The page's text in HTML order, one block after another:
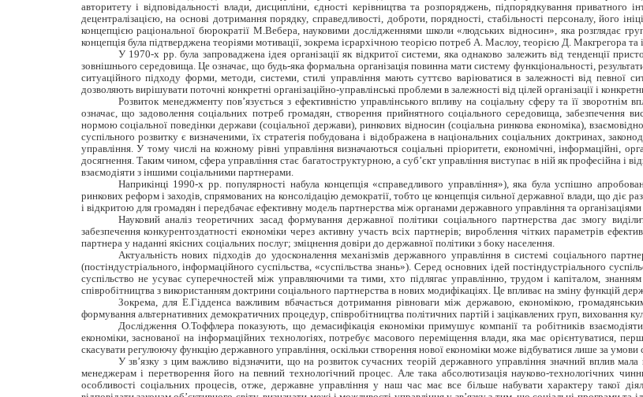
авторитету і відповідальності влади, дисципліни, єдності керівництва та розпоряджень, підпорядкування приватного
децентралізацією, на основі дотримання порядку, справедливості, доброти, порядності, стабільності персоналу, його
концепцією раціональної бюрократії М.Вебера, науковими дослідженнями школи «людських відносин», яка розглядає
концепція була підтверджена теоріями мотивації, зокрема ієрархічною теорією потреб А. Маслоу, теорією Д. Макгрегора та
У 1970-х рр. була запроваджена ідея організації як відкритої системи, яка однаково залежить від тенденції
зовнішнього середовища. Це означає, що будь-яка формальна організація повинна мати систему функціональності,
ситуаційного підходу форми, методи, системи, стилі управління мають суттєво варіюватися в залежності від певної
дозволяють вирішувати поточні конкретні організаційно-управлінські проблеми в залежності від цілей організації і
Розвиток менеджменту пов’язується з ефективністю управлінського впливу на соціальну сферу та її зворотнім
означає, що задоволення соціальних потреб громадян, створення прийнятного соціального середовища, забезпечення
нормою соціальної поведінки держави (соціальної держави), ринкових відносин (соціальна ринкова економіка),
суспільного розвитку є визначеними, їх стратегія побудована і відображена в національних соціальних доктринах,
управління. У тому числі на кожному рівні управління визначаються соціальні пріоритети, економічні, інформаційні,
досягнення. Таким чином, сфера управління стає багатоструктурною, а суб’єкт управління виступає в ній як професійна і
взаємодіяти з іншими соціальними партнерами.
Наприкінці 1990-х рр. популярності набула концепція «справедливого управління»), яка була успішно
ринкових реформ і заходів, спрямованих на консолідацію демократії, тобто це концепція сильної державної влади, що діє
і відкритою для громадян і передбачає ефективну модель партнерства між органами державного управління та організаціями
Науковий аналіз теоретичних засад формування державної політики соціального партнерства дає змогу
забезпечення конкурентоздатності економіки через активну участь всіх партнерів; вироблення чітких параметрів
партнера у наданні якісних соціальних послуг; зміцнення довіри до державної політики з боку населення.
Актуальність нових підходів до удосконалення механізмів державного управління в системі соціального
(постіндустріального, інформаційного суспільства, «суспільства знань»). Серед основних ідей постіндустріального
суспільство не усуває суперечностей між управляючими та тими, хто підлягає управлінню, трудом і капіталом,
співробітництва з використанням доктрини соціального партнерства в нових модифікаціях. Це впливає на зміну функцій
Зокрема, для Е.Гідденса важливим вбачається дотримання рівноваги між державою, економікою,
формування альтернативних демократичних процедур, співробітництва політичних партій і зацікавлених груп, виховання
Дослідження О.Тоффлера показують, що демасифікація економіки примушує компанії та робітників
економіки, заснованої на інформаційних технологіях, потребує масового переміщення влади, яка має орієнтуватися,
скасувати регулюючу функцію державного управління, оскільки створення нової економіки може відбуватися лише за умови
У зв’язку з цим важливо відзначити, що на розвиток сучасних теорій державного управління значний вплив
менеджерам і перетворення його на певний технологічний процес. Але така абсолютизація науково-технологічних
особливості соціальних процесів, отже, державне управління у наш час має все більше набувати характеру такої